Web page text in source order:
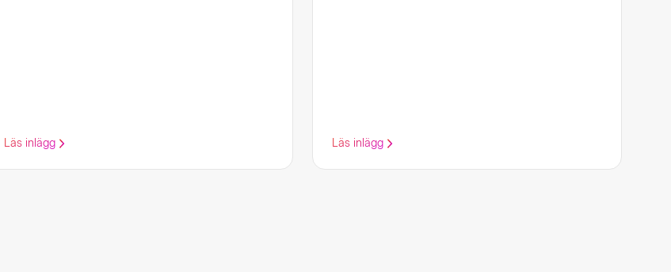
Läs inlägg Läs inlägg